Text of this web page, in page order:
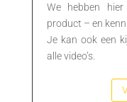
We hebben
product – en
Je kan ook een
alle video’s.